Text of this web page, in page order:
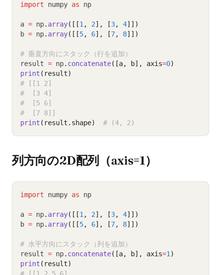
import numpy as np
a = np. array([[1 , 2], [3, 4]])
b = np. array([[5, 6], [7, 8]])
# 垂直方向にスタック（行を追加）
result = np. concatenate([a, b], axis=0)
print (result)
# [[1 2]
#  [3 4]
#  [5 6]
#  [7 8]]
print (result.shape) # (4, 2)
列方向の2D配列（axis=1）
import numpy as np
a = np. array([[1 , 2], [3, 4]])
b = np. array([[5, 6], [7, 8]])
# 水平方向にスタック（列を追加）
result = np. concatenate([a, b], axis=1 )
print (result)